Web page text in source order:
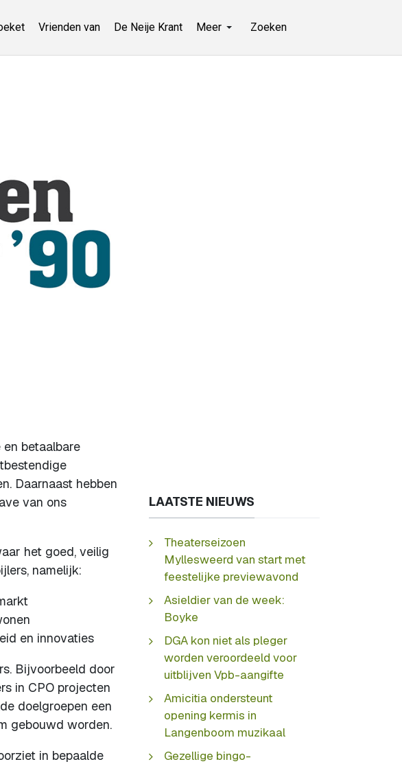
Vrienden van De Neije Krant Meer Zoeken
betaalbare
Daarnaast hebben
van ons
het goed, veilig
namelijk:
en innovaties
Bijvoorbeeld door
in CPO projecten
doelgroepen een
gebouwd worden.
in bepaalde
LAATSTE NIEUWS
Theaterseizoen
Myllesweerd van start met
feestelijke previewavond
Asieldier van de week:
Boyke
DGA kon niet als pleger
worden veroordeeld voor
uitblijven Vpb-aangifte
Amicitia ondersteunt
opening kermis in
Langenboom muzikaal
Gezellige bingo-